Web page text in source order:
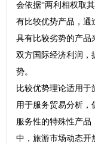
会依据“两利相权取
有比较优势产品，通
具有比较劣势的产品
双方国际经济利润，
势。
比较优势理论适用
用于服务贸易分析，
服务性的特殊性产品
中，旅游市场动态开